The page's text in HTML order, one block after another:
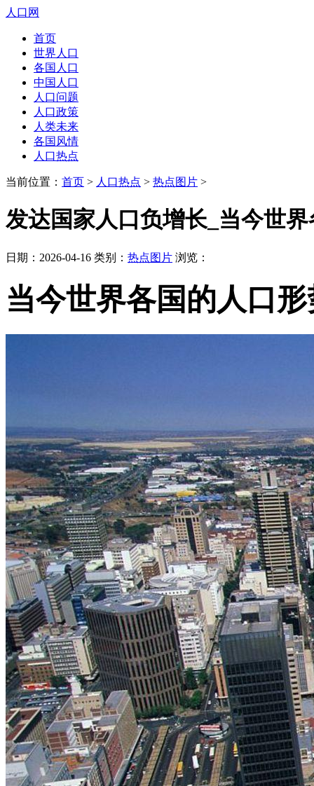
人口网
首页
世界人口
各国人口
中国人口
人口问题
人口政策
人类未来
各国风情
人口热点
当前位置： 首页 > 人口热点 > 热点图片 >
发达国家人口负增长_当今世
日期：2026-04-16 类别： 热点图片 浏览：
当今世界各国的人口